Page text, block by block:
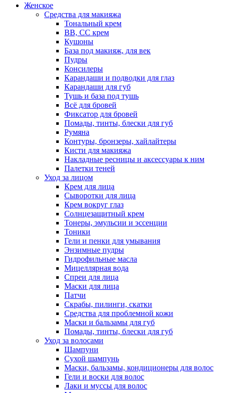
Женское
Средства для макияжа
Тональный крем
BB, CC крем
Кушоны
База под макияж, для век
Пудры
Консилеры
Карандаши и подводки для глаз
Карандаши для губ
Тушь и база под тушь
Всё для бровей
Фиксатор для бровей
Помады, тинты, блески для губ
Румяна
Контуры, бронзеры, хайлайтеры
Кисти для макияжа
Накладные ресницы и аксессуары к ним
Палетки теней
Уход за лицом
Крем для лица
Сыворотки для лица
Крем вокруг глаз
Солнцезащитный крем
Тонеры, эмульсии и эссенции
Тоники
Гели и пенки для умывания
Энзимные пудры
Гидрофильные масла
Мицеллярная вода
Спреи для лица
Маски для лица
Патчи
Скрабы, пилинги, скатки
Средства для проблемной кожи
Маски и бальзамы для губ
Помады, тинты, блески для губ
Уход за волосами
Шампуни
Сухой шампунь
Маски, бальзамы, кондиционеры для волос
Гели и воски для волос
Лаки и муссы для волос